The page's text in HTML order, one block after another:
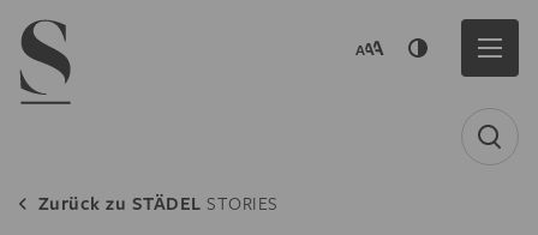
Navigation menu
Zurück zu STÄDEL STORIES